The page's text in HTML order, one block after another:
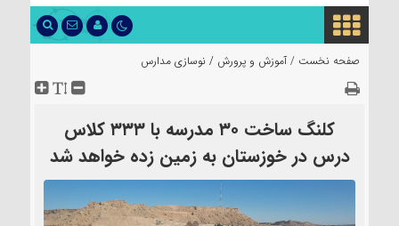
صفحه نخست / آموزش و پرورش / نوسازی مدارس
کلنگ ساخت ۳۰ مدرسه با ۳۳۳ کلاس
درس در خوزستان به زمین زده خواهد شد